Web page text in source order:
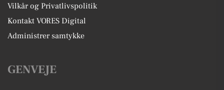
Vilkår og Privatlivspolitik
Kontakt VORES Digital
Administrer samtykke
GENVEJE